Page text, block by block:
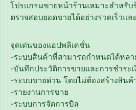
โปรแกรมขายหน้าร้านเหมาะสำหรั
ตรวจสอบยอดขายได้อย่างรวดเร็วแล
จุดเด่นของแอปพลิเคชั่น
-ระบบสินค้าที่สามารถกำหนดได้หลา
-บันทึกประวัติการขายและการชำระเ
-ระบบขายด่วน โดยไม่ต้องสร้างสิน
-รายงานการขาย
-ระบบการจัดการบิล